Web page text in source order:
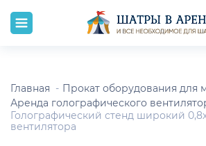
Главная
Прокат оборудования для
Аренда голографического
Голографический стенд широкий
вентилятора